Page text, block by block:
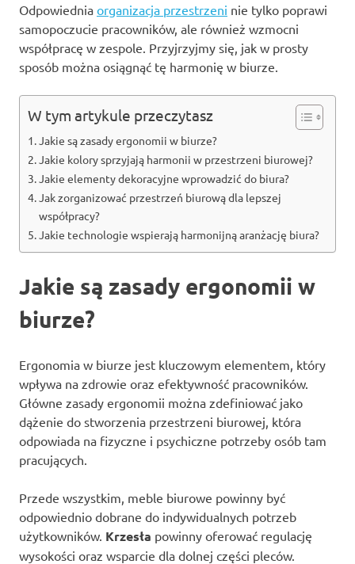
Odpowiednia organizacja przestrzeni nie tylko poprawi
samopoczucie pracowników, ale również wzmocni
współpracę w zespole. Przyjrzyjmy się, jak w prosty
sposób można osiągnąć tę harmonię w biurze.
W tym artykule przeczytasz
Jakie są zasady ergonomii w biurze?
Jakie kolory sprzyjają harmonii w przestrzeni biurowej?
Jakie elementy dekoracyjne wprowadzić do biura?
Jak zorganizować przestrzeń biurową dla lepszej
współpracy?
Jakie technologie wspierają harmonijną aranżację biura?
Jakie są zasady ergonomii w
biurze?
Ergonomia w biurze jest kluczowym elementem, który
wpływa na zdrowie oraz efektywność pracowników.
Główne zasady ergonomii można zdefiniować jako
dążenie do stworzenia przestrzeni biurowej, która
odpowiada na fizyczne i psychiczne potrzeby osób tam
pracujących.
Przede wszystkim, meble biurowe powinny być
odpowiednio dobrane do indywidualnych potrzeb
użytkowników. Krzesła powinny oferować regulację
wysokości oraz wsparcie dla dolnej części pleców.